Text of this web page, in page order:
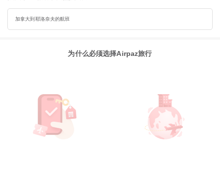
加拿大到耶洛奈夫的航班
为什么必须选择Airpaz旅行